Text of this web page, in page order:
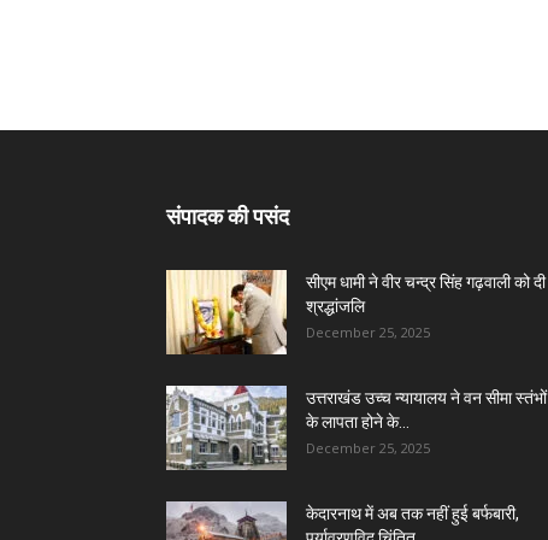
संपादक की पसंद
सीएम धामी ने वीर चन्द्र सिंह गढ़वाली को दी
श्रद्धांजलि
December 25, 2025
उत्तराखंड उच्च न्यायालय ने वन सीमा स्तंभों
के लापता होने के...
December 25, 2025
केदारनाथ में अब तक नहीं हुई बर्फबारी,